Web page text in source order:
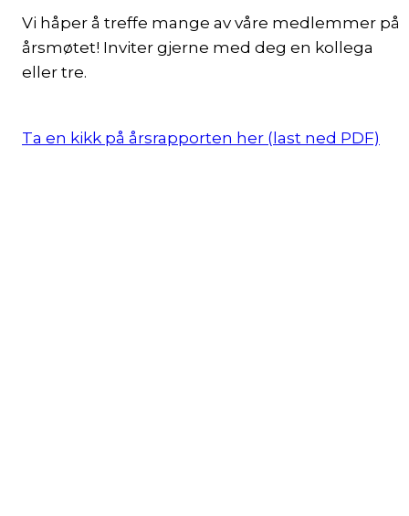
Vi håper å treffe mange av våre medlemmer på
årsmøtet! Inviter gjerne med deg en kollega
eller tre.
Ta en kikk på årsrapporten her (last ned PDF)